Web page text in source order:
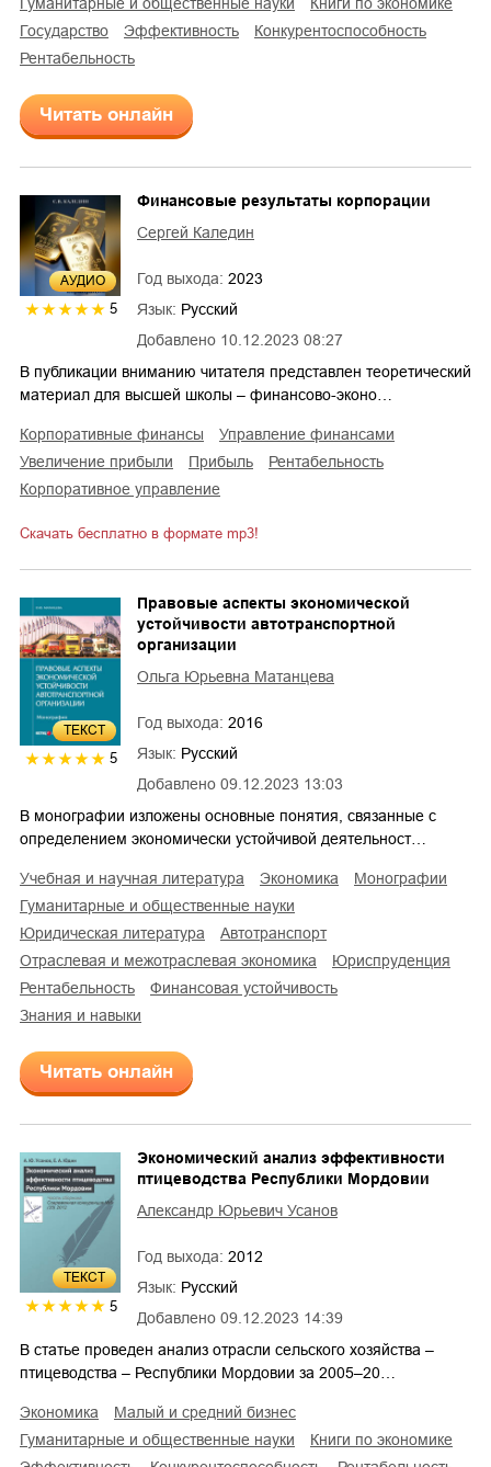
государство
эффективность
конкурентоспособность
рентабельность
Читать онлайн
AУДИО
5
Добавлено 10.12.2023 08:27
Финансовые результаты корпорации
Сергей Каледин
Год выхода: 2023
Язык: Русский
В публикации вниманию читателя представлен теоретический
материал для высшей школы – финансово-эконо…
корпоративные финансы
управление финансами
увеличение прибыли
прибыль
рентабельность
корпоративное управление
Скачать бесплатно в формате mp3!
ТЕКСТ
5
Добавлено 09.12.2023 13:03
Правовые аспекты экономической
устойчивости автотранспортной
организации
Ольга Юрьевна Матанцева
Год выхода: 2016
Язык: Русский
В монографии изложены основные понятия, связанные с
определением экономически устойчивой деятельност…
учебная и научная литература экономика
монографии
гуманитарные и общественные науки
юридическая литература
автотранспорт
отраслевая и межотраслевая экономика
юриспруденция
рентабельность
финансовая устойчивость
знания и навыки
Читать онлайн
ТЕКСТ
5
Добавлено 09.12.2023 14:39
Экономический анализ эффективности
птицеводства Республики Мордовии
Александр Юрьевич Усанов
Год выхода: 2012
Язык: Русский
В статье проведен анализ отрасли сельского хозяйства –
птицеводства – Республики Мордовии за 2005–20…
экономика
малый и средний бизнес
гуманитарные и общественные науки
книги по экономике